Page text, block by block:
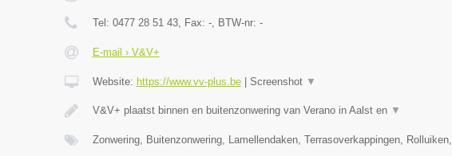
Tel: 0477 28 51 43, Fax: -, BTW-nr: -
E-mail › V&V+
Website: https://www.vv-plus.be| Screenshot ▼
V&V+ plaatst binnen en buitenzonwering van Verano in Aalst en ▼
Zonwering, Buitenzonwering, Lamellendaken, Terrasoverkappingen, Rolluiken,